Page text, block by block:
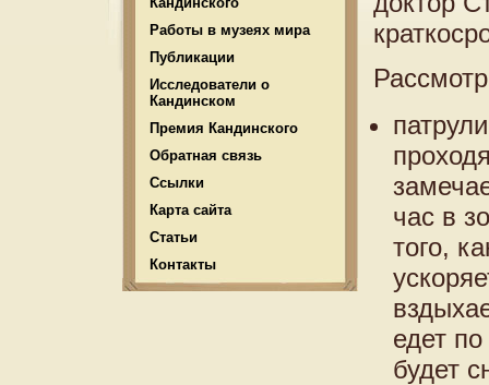
Работы в музеях мира
Публикации
Исследователи о
Кандинском
Премия Кандинского
Обратная связь
Ссылки
Карта сайта
Статьи
Контакты
час в
того,
едет
будет